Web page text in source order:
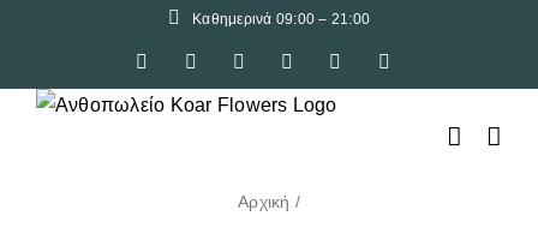
Καθημερινά 09:00 – 21:00
Phone Email
Ρυσίου
5Α,
Νίκαια
FacebookInstagram
Αρχική /